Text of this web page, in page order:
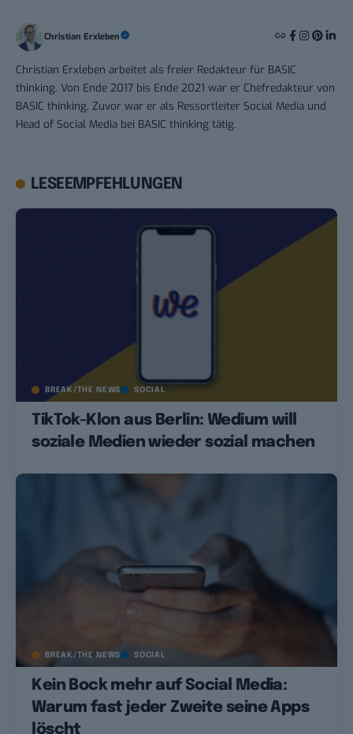
Christian Erxleben
Christian Erxleben arbeitet als freier Redakteur für BASIC
thinking. Von Ende 2017 bis Ende 2021 war er Chefredakteur von
BASIC thinking. Zuvor war er als Ressortleiter Social Media und
Head of Social Media bei BASIC thinking tätig.
LESEEMPFEHLUNGEN
BREAK/THE NEWS SOCIAL
TikTok-Klon aus Berlin: Wedium will
soziale Medien wieder sozial machen
BREAK/THE NEWS SOCIAL
Kein Bock mehr auf Social Media:
Warum fast jeder Zweite seine Apps
löscht